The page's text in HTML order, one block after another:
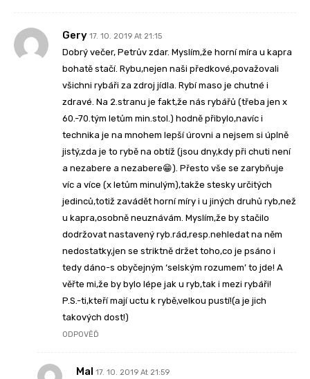
Gery 17. 10. 2019 At 21:15
Dobrý večer, Petrův zdar. Myslím,že horní míra u kapra
bohatě stačí. Rybu,nejen naši předkové,považovali
všichni rybáři za zdroj jídla. Rybí maso je chutné i
zdravé. Na 2.stranu je fakt,že nás rybářů (třeba jen x
60.-70.tým letům min.stol.) hodně přibylo,navíc i
technika je na mnohem lepší úrovni a nejsem si úplně
jistý,zda je to rybě na obtíž (jsou dny,kdy při chuti není
a nezabere a nezabere😁). Přesto vše se zarybňuje
víc a více (x letům minulým),takže stesky určitých
jedinců,totiž zavádět horní míry i u jiných druhů ryb,než
u kapra,osobně neuznávám. Myslím,že by stačilo
dodržovat nastavený ryb.rád,resp.nehledat na něm
nedostatky,jen se striktně držet toho,co je psáno i
tedy dáno-s obyčejným ‘selským rozumem’ to jde! A
věřte mi,že by bylo lépe jak u ryb,tak i mezi rybáři!
P.S.-ti,kteří mají uctu k rybě,velkou pustí!(a je jich
takových dost!)
ODPOVĚĎ
Mal 17. 10. 2019 At 21:59